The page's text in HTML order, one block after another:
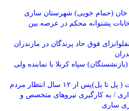
خان (حمام خویی) شهرستان ساری
پشتوانه محکم در عرصه بین
فوق حاد پرندگان در مازندران
سپاه کربلا با نماینده ولی
پروژه سیدالشهدای خدمت ( پل تا پل)پس از ۱۲ سال انتظار مردم
/ به کارگیری نیروهای متخصص و
ساری